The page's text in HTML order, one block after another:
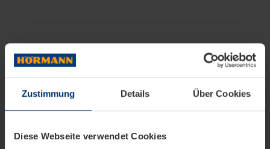
Zustimmung Details Über Cookies
Diese Webseite verwendet Cookies